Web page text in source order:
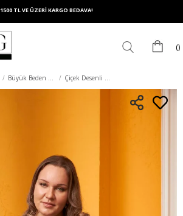
1500 TL VE ÜZERİ KARGO BEDAVA!
Büyük Beden Tişört Çiçek Desenli Taş Baskılı Büyük Beden Siyah Tişört